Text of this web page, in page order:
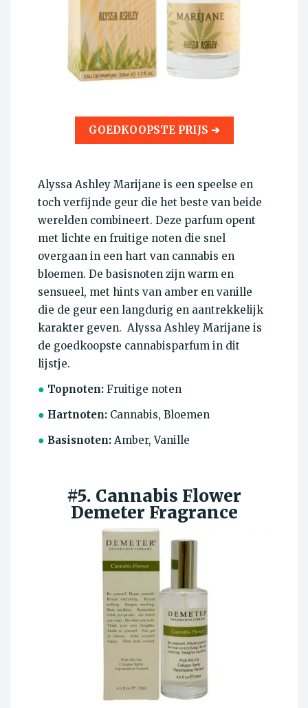
GOEDKOOPSTE PRIJS ➔
Alyssa Ashley Marijane is een speelse en
toch verfijnde geur die het beste van beide
werelden combineert. Deze parfum opent
met lichte en fruitige noten die snel
overgaan in een hart van cannabis en
bloemen. De basisnoten zijn warm en
sensueel, met hints van amber en vanille
die de geur een langdurig en aantrekkelijk
karakter geven. Alyssa Ashley Marijane is
de goedkoopste cannabisparfum in dit
lijstje.
● Topnoten: Fruitige noten
● Hartnoten: Cannabis, Bloemen
● Basisnoten: Amber, Vanille
#5. Cannabis Flower
Demeter Fragrance